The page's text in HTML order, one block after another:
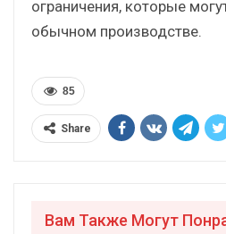
ограничения, которые
обычном производстве.
85
Share
Вам Также Могут